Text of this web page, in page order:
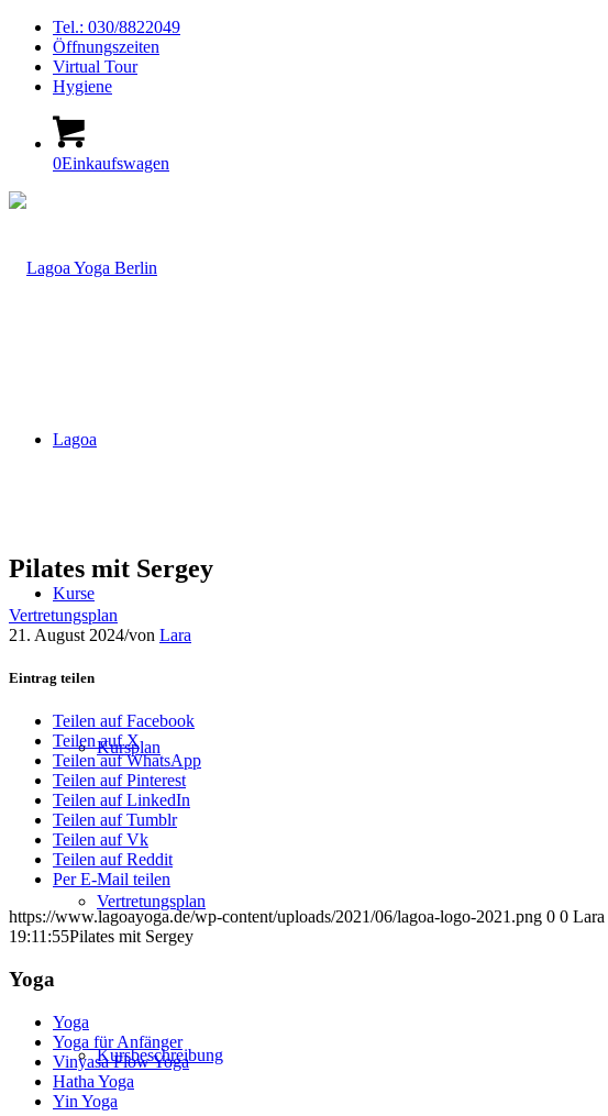
Tel.: 030/8822049
Öffnungszeiten
Virtual Tour
Hygiene
0Einkaufswagen
Lagoa
Kurse
Kursplan
Vertretungsplan
Kursbeschreibung
Pilates mit Sergey
Vertretungsplan
21. August 2024/von Lara
Eintrag teilen
Teilen auf Facebook
Teilen auf X
Teilen auf WhatsApp
Teilen auf Pinterest
Teilen auf LinkedIn
Teilen auf Tumblr
Teilen auf Vk
Teilen auf Reddit
Per E-Mail teilen
https://www.lagoayoga.de/wp-content/uploads/2021/06/lagoa-logo-2021.png 0 0 Lara
19:11:55Pilates mit Sergey
Yoga
Yoga
Yoga für Anfänger
Vinyasa Flow Yoga
Hatha Yoga
Yin Yoga